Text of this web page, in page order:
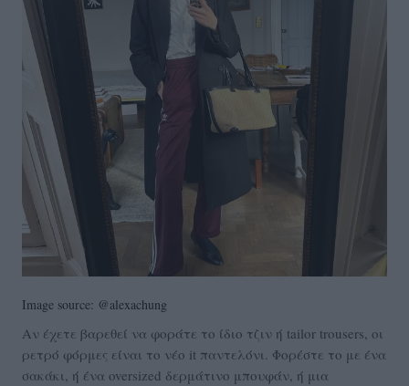
Image source: @alexachung
Αν έχετε βαρεθεί να φοράτε το ίδιο τζιν ή tailor trousers, οι
ρετρό φόρμες είναι το νέο it παντελόνι. Φορέστε το με ένα
σακάκι, ή ένα oversized δερμάτινο μπουφάν, ή μια